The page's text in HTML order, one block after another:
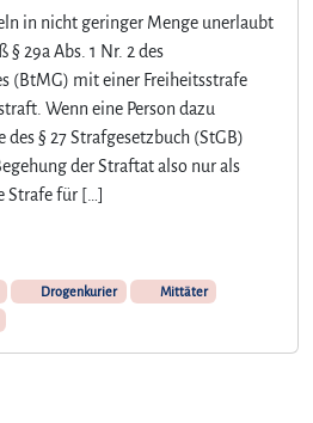
in nicht geringer Menge unerlaubt
29a Abs. 1 Nr. 2 des
(BtMG) mit einer Freiheitsstrafe
Wenn eine Person dazu
§ 27 Strafgesetzbuch (StGB)
der Straftat also nur als
Strafe für […]
Drogenkurier
Mittäter